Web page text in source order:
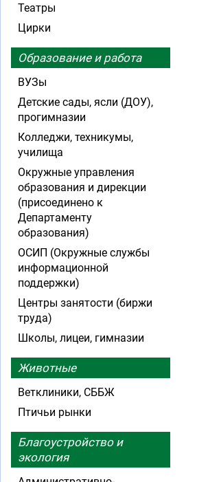
Театры
Цирки
Образование и работа
ВУЗы
Детские сады, ясли (ДОУ),
прогимназии
Колледжи, техникумы,
училища
Окружные управления
образования и дирекции
(присоединено к
Департаменту
образования)
ОСИП (Окружные службы
информационной
поддержки)
Центры занятости (биржи
труда)
Школы, лицеи, гимназии
Животные
Ветклиники, СББЖ
Птичьи рынки
Благоустройство и
экология